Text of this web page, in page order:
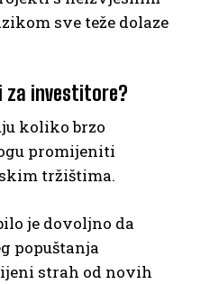
sve teže dolaze
za investitore?
koliko brzo
promijeniti
tržištima.
je dovoljno da
popuštanja
strah od novih